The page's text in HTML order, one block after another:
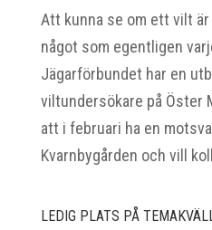
Att kunna se om ett vilt
något som egentligen
Jägarförbundet har en
viltundersökare på Öster
att i februari ha en
Kvarnbygården och vill
LEDIG PLATS PÅ